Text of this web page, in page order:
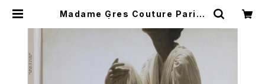
Madame Gres Couture Paris.